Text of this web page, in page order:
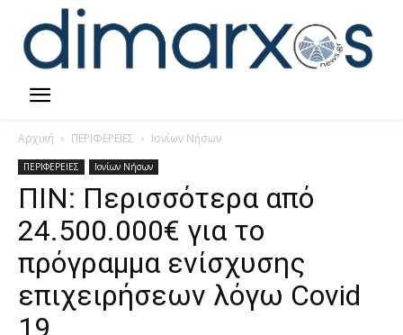
Αρχική ΠΕΡΙΦΕΡΕΙΕΣ Ιονίων Νήσων
ΠΕΡΙΦΕΡΕΙΕΣ Ιονίων Νήσων
ΠΙΝ: Περισσότερα από
24.500.000€ για το
πρόγραμμα ενίσχυσης
επιχειρήσεων λόγω Covid
19